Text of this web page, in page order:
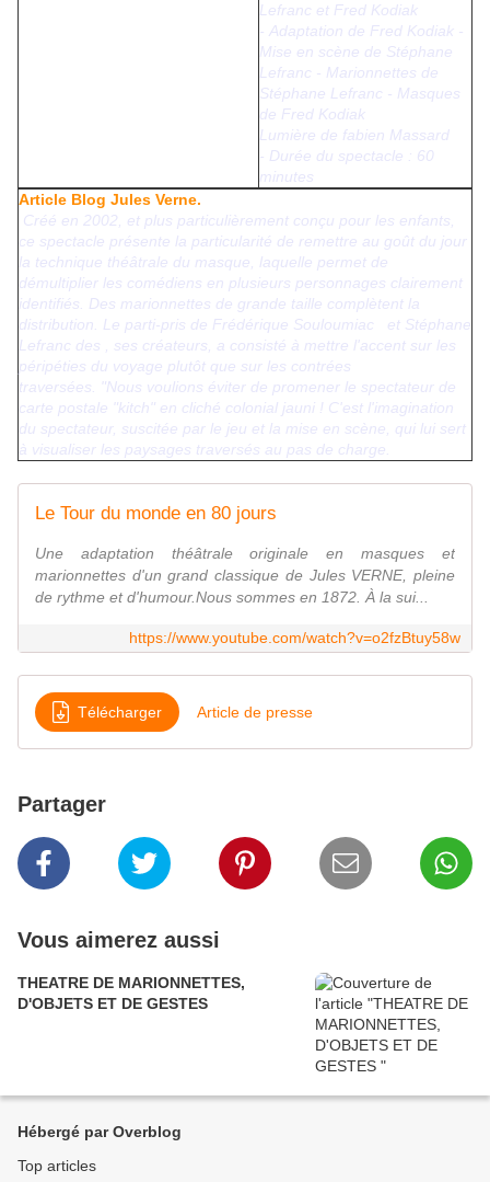
Lefranc et Fred Kodiak
- Adaptation de Fred Kodiak -
Mise en scène de Stéphane
Lefranc - Marionnettes de
Stéphane Lefranc - Masques
de Fred Kodiak
Lumière de fabien Massard
- Durée du spectacle : 60
minutes
Article Blog Jules Verne.
Créé en 2002, et plus particulièrement conçu pour les enfants,
ce spectacle présente la particularité de remettre au goût du jour
la technique théâtrale du masque, laquelle permet de
démultiplier les comédiens en plusieurs personnages clairement
identifiés. Des marionnettes de grande taille complètent la
distribution. Le parti-pris de Frédérique Souloumiac
et Stéphane
Lefranc des
, ses créateurs, a consisté à mettre l'accent sur les
péripéties du voyage plutôt que sur les contrées
traversées.
"Nous voulions éviter de promener le spectateur de
carte postale "kitch" en cliché colonial jauni ! C'est l'imagination
du spectateur, suscitée par le jeu et la mise en scène, qui lui sert
à visualiser les paysages traversés au pas de charge.
Le Tour du monde en 80 jours
Une adaptation théâtrale originale en masques et
marionnettes d'un grand classique de Jules VERNE, pleine
de rythme et d'humour.Nous sommes en 1872. À la sui...
https://www.youtube.com/watch?v=o2fzBtuy58w
Télécharger Article de presse
Partager
Vous aimerez aussi
THEATRE DE MARIONNETTES,
D'OBJETS ET DE GESTES
Hébergé par Overblog
Top articles